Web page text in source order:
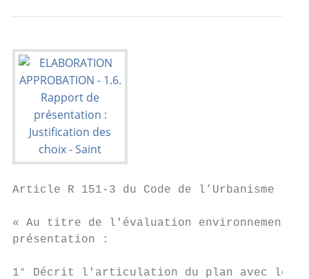
Article R 151‐3 du Code de
« Au titre de l'évaluation
présentation :
1° Décrit l'articulation du plan avec les